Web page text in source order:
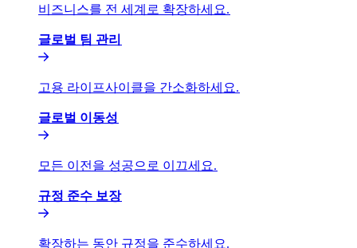
비즈니스를 전 세계로 확장하세요.​​
글로벌 팀 관리​​
고용 라이프사이클을 간소화하세요.​​
글로벌 이동성​​
모든 이전을 성공으로 이끄세요.​​
규정 준수 보장​​
확장하는 동안 규정을 준수하세요.​​